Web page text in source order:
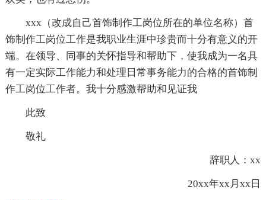
xxx（改成自己首饰制作工岗位所在的单位名称）首
饰制作工岗位工作是我职业生涯中珍贵而十分有意义的开
端。在领导、同事的关怀指导和帮助下，使我成为一名具
有一定实际工作能力和处理日常事务能力的合格的首饰制
作工岗位工作者。我十分感激帮助和见证我
此致
敬礼
辞职人：xx
20xx年xx月xx日